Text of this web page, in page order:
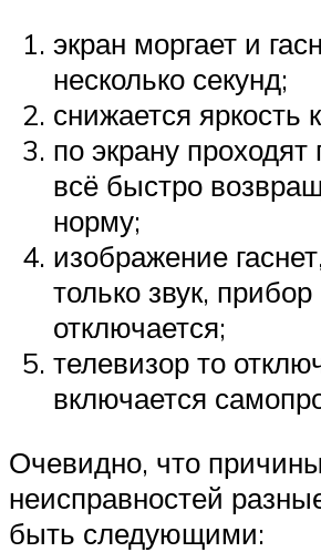
экран моргает и
несколько секунд;
снижается яркость
по экрану
всё быстро
норму;
изображение
только звук, прибор
отключается;
телевизор то
включается
Очевидно, что
неисправностей
быть следующими: